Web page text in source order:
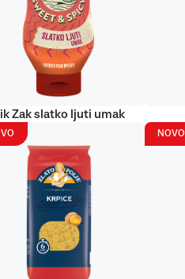
Zak slatko ljuti umak
NOVO